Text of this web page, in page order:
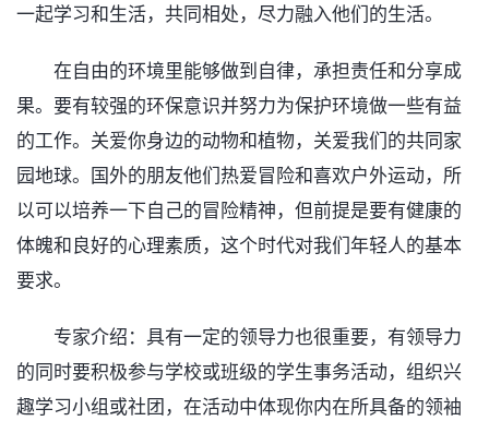
一起学习和生活，共同相处，尽力融入他们的生活。
在自由的环境里能够做到自律，承担责任和分享成
果。要有较强的环保意识并努力为保护环境做一些有益
的工作。关爱你身边的动物和植物，关爱我们的共同家
园地球。国外的朋友他们热爱冒险和喜欢户外运动，所
以可以培养一下自己的冒险精神，但前提是要有健康的
体魄和良好的心理素质，这个时代对我们年轻人的基本
要求。
专家介绍：具有一定的领导力也很重要，有领导力
的同时要积极参与学校或班级的学生事务活动，组织兴
趣学习小组或社团，在活动中体现你内在所具备的领袖